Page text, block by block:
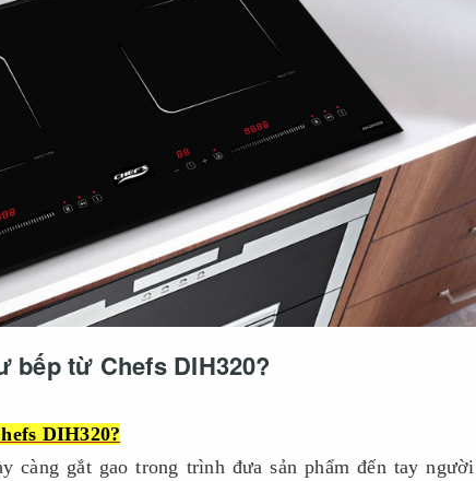
bếp từ Chefs DIH320?
DIH320?
càng gắt gao trong trình đưa sản phẩm đến tay